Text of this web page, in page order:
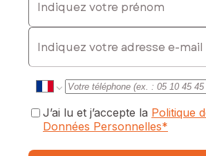
E-mail
J’ai lu et j’accepte la Politique
Données Personnelles*